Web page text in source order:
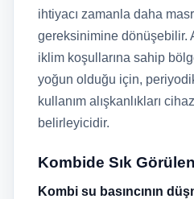
ihtiyacı zamanla daha
gereksinimine dönüşebilir.
iklim koşullarına sahip
yoğun olduğu için,
kullanım alışkanlıkları
belirleyicidir.
Kombide Sık
Kombi su basıncının